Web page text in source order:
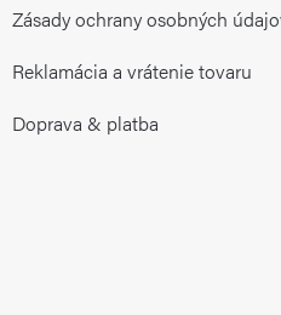
Zásady ochrany osobných
Reklamácia a vrátenie tovaru
Doprava & platba